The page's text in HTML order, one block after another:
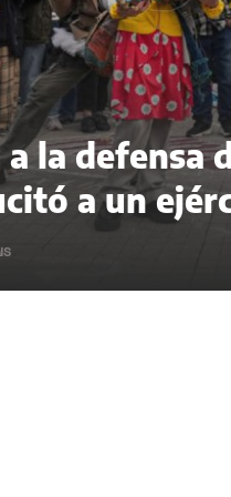
la defensa
a un